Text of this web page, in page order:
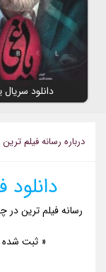
دانلود سریال
درباره رسانه فیلم ترین
رسانه فیلم ترین
« ثبت شده